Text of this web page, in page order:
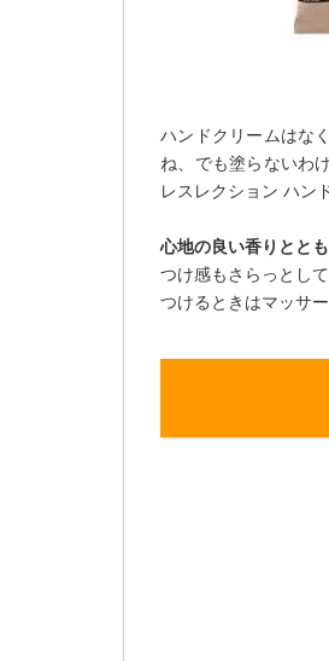
ハンドクリームはな
ね、でも塗らないわ
レスレクション ハン
心地の良い香りとと
つけ感もさらっとし
つけるときはマッサ